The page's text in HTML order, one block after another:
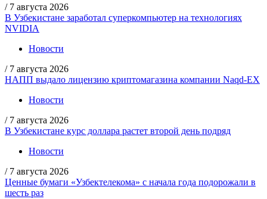
/ 7 августа 2026
В Узбекистане заработал суперкомпьютер на технологиях
NVIDIA
Новости
/ 7 августа 2026
НАПП выдало лицензию криптомагазина компании Naqd-EX
Новости
/ 7 августа 2026
В Узбекистане курс доллара растет второй день подряд
Новости
/ 7 августа 2026
Ценные бумаги «Узбектелекома» с начала года подорожали в
шесть раз